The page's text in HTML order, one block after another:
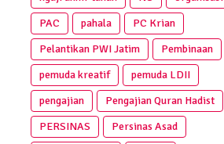
PAC
pahala
PC Krian
Pelantikan PWI Jatim
Pembinaan
pemuda kreatif
pemuda LDII
pengajian
Pengajian Quran Hadist
PERSINAS
Persinas Asad